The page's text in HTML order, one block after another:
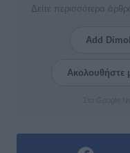
Δείτε περισσότερα
Add
Ακολουθήστε